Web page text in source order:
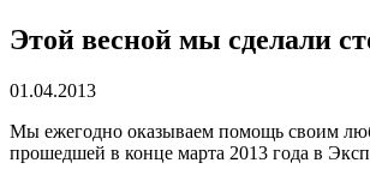
Этой весной мы сделали
01.04.2013
Мы ежегодно оказываем помощь своим
прошедшей в конце марта 2013 года в